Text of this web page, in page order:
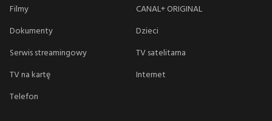
Filmy
CANAL+ ORIGINAL
Dokumenty
Dzieci
Serwis streamingowy
TV satelitarna
TV na kartę
Internet
Telefon